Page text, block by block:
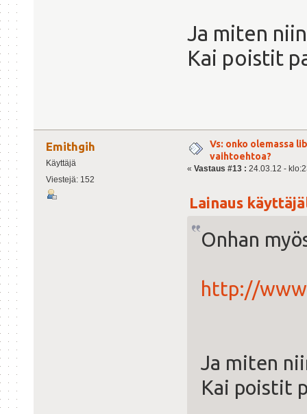
Ja miten
Kai poistit
Emithgih
Käyttäjä
Viestejä: 152
Vs: onko olemassa
vaihtoehtoa?
« Vastaus #13 : 24.03.12 -
Lainaus
Onhan
http://
Ja miten
Kai poistit